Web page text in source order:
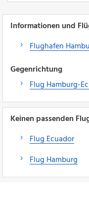
Informationen und
Flughafen
Gegenrichtung
Flug Hamburg-
Keinen passenden
Flug Ecuador
Flug Hamburg